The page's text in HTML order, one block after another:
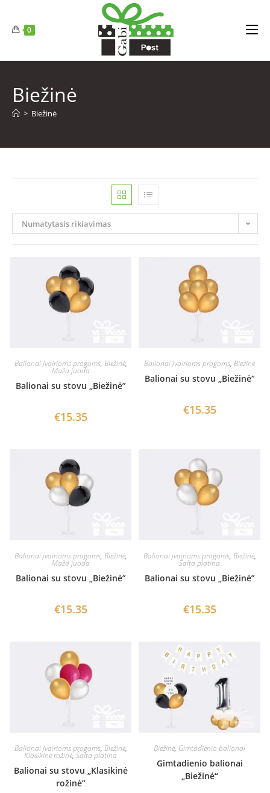
0
Biežinė
> Biežinė
Numatytasis rikiavimas
Balionai įvairioms progoms, Biežinė,
Maža juoda
Balionai su stovu „Biežinė”
€15.35
Balionai įvairioms progoms, Biežinė
Balionai su stovu „Biežinė“
€15.35
Balionai įvairioms progoms, Biežinė,
Maža juoda
Balionai su stovu „Biežinė”
€15.35
Balionai įvairioms progoms, Biežinė,
Šalta platina
Balionai su stovu „Biežinė”
€15.35
Balionai įvairioms progoms, Biežinė,
Klasikinė rožinė, Šalta platina
Balionai su stovu „Klasikinė
rožinė”
Biežinė, Gimtadienio balionai
Gimtadienio balionai
„Biežinė“